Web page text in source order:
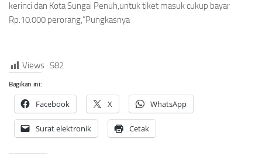
kerinci dan Kota Sungai Penuh,untuk tiket masuk cukup bayar
Rp.10.000 perorang,”Pungkasnya
Views : 582
Bagikan ini:
Facebook X WhatsApp
Surat elektronik Cetak